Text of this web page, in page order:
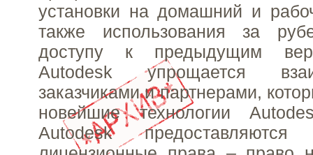
установки на домашний и
также использования за
доступу к предыдущим
Autodesk упрощается
заказчиками и партнерами,
новейшие технологии
Autodesk предоставляются